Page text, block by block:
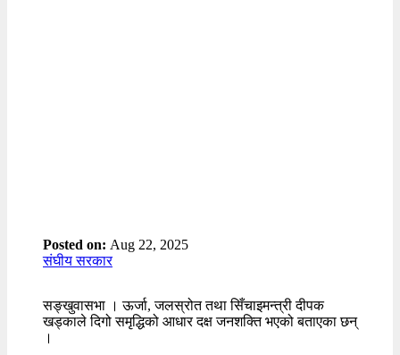
Posted on: Aug 22, 2025
संघीय सरकार
सङ्खुवासभा । ऊर्जा, जलस्रोत तथा सिँचाइमन्त्री दीपक
खड्काले दिगो समृद्धिको आधार दक्ष जनशक्ति भएको बताएका छन्
।